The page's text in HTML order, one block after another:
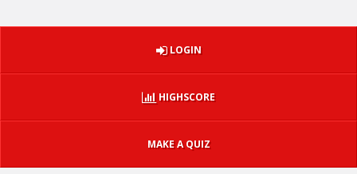
LOGIN
HIGHSCORE
MAKE A QUIZ